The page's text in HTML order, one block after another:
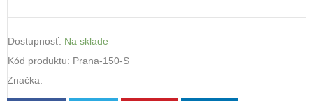
Dostupnosť: Na sklade
Kód produktu: Prana-150-S
Značka: